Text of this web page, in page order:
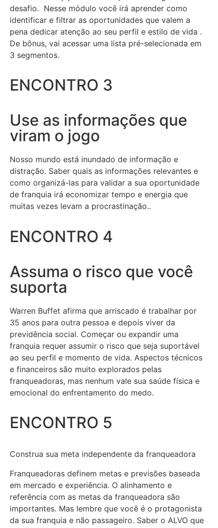
desafio. Nesse módulo você irá aprender como
identificar e filtrar as oportunidades que valem a
pena dedicar atenção ao seu perfil e estilo de vida .
De bônus, vai acessar uma lista pré-selecionada em
3 segmentos.
ENCONTRO 3
Use as informações que
viram o jogo
Nosso mundo está inundado de informação e
distração. Saber quais as informações relevantes e
como organizá-las para validar a sua oportunidade
de franquia irá economizar tempo e energia que
muitas vezes levam a procrastinação..
ENCONTRO 4
Assuma o risco que você
suporta
Warren Buffet afirma que arriscado é trabalhar por
35 anos para outra pessoa e depois viver da
previdência social. Começar ou expandir uma
franquia requer assumir o risco que seja suportável
ao seu perfil e momento de vida. Aspectos técnicos
e financeiros são muito explorados pelas
franqueadoras, mas nenhum vale sua saúde física e
emocional do enfrentamento do medo.
ENCONTRO 5
Construa sua meta independente da franqueadora
Franqueadoras definem metas e previsões baseada
em mercado e experiência. O alinhamento e
referência com as metas da franqueadora são
importantes. Mas lembre que você é o protagonista
da sua franquia e não passageiro. Saber o ALVO que